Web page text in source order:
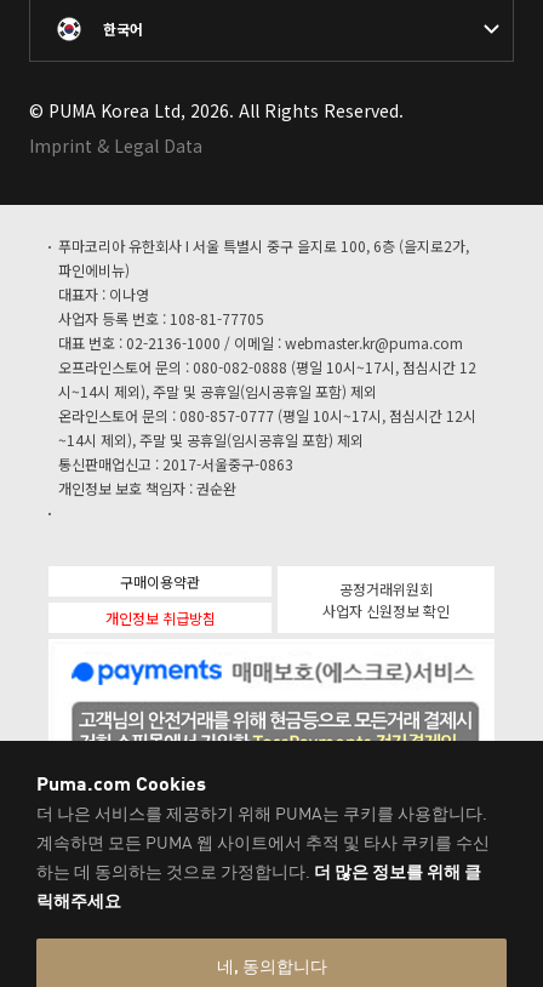
한국어
© PUMA Korea Ltd, 2026. All Rights Reserved.
Imprint & Legal Data
푸마코리아 유한회사 I 서울 특별시 중구 을지로 100, 6층 (을지로2가,
파인에비뉴)
대표자 : 이나영
사업자 등록 번호 : 108-81-77705
대표 번호 : 02-2136-1000 / 이메일 :webmaster.kr@puma.com
오프라인스토어 문의 : 080-082-0888 (평일 10시~17시, 점심시간 12
시~14시 제외), 주말 및 공휴일(임시공휴일 포함) 제외
온라인스토어 문의 : 080-857-0777 (평일 10시~17시, 점심시간 12시
~14시 제외), 주말 및 공휴일(임시공휴일 포함) 제외
통신판매업신고 : 2017-서울중구-0863
개인정보 보호 책임자 : 권순완
구매이용약관
개인정보 취급방침
공정거래위원회
사업자 신원정보 확인